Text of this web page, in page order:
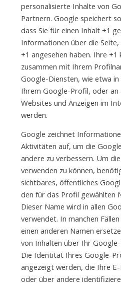
personalisierte Inhalte von
Partnern. Google speichert
dass Sie für einen Inhalt +1
Informationen über die Seite,
+1 angesehen haben. Ihre +1
zusammen mit Ihrem
Google-Diensten, wie etwa
Ihrem Google-Profil, oder an
Websites und Anzeigen im
werden.
Google zeichnet
Aktivitäten auf, um die
andere zu verbessern. Um
verwenden zu können,
sichtbares, öffentliches
den für das Profil gewählten
Dieser Name wird in allen
verwendet. In manchen
einen anderen Namen
von Inhalten über Ihr
Die Identität Ihres Google-
angezeigt werden, die Ihre
oder über andere